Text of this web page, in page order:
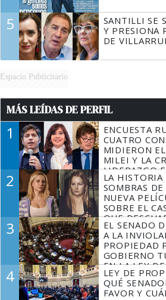
5
SANTILLI SE
Y PRESIONA
DE
Espacio Publicitario
MÁS LEÍDAS DE PERFIL
1
ENCUESTA
CUATRO
MIDIERON
MILEI Y LA
LIDERAZGO
2
LA HISTORIA
SOMBRAS
NUEVA
SOBRE EL
QUE
MARIDO
3
EL SENADO
A LA
PROPIEDAD
GOBIERNO
EN LA LEY
FUEGO
4
LEY DE
QUÉ
FAVOR Y